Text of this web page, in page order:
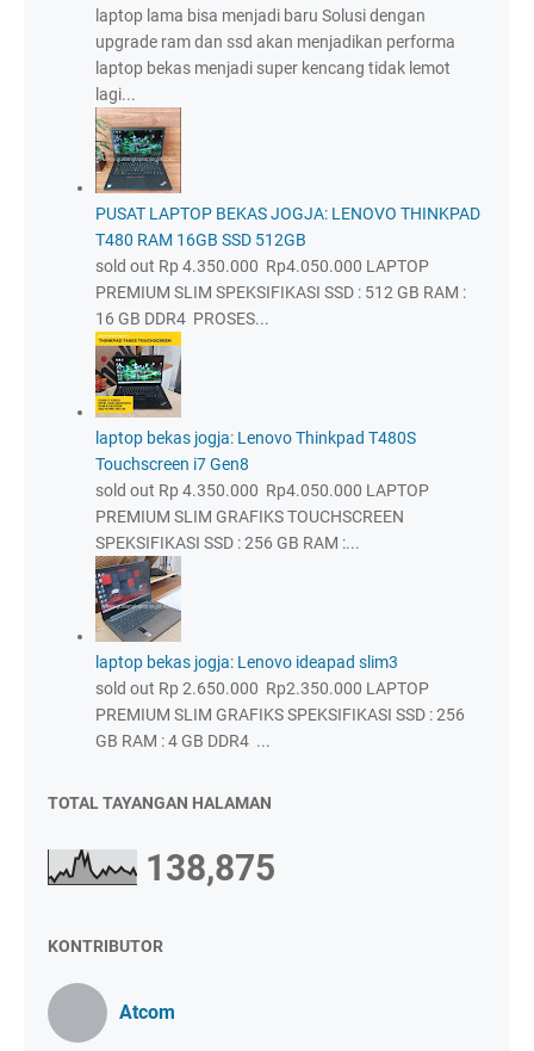
laptop lama bisa menjadi baru Solusi dengan
upgrade ram dan ssd akan menjadikan performa
laptop bekas menjadi super kencang tidak lemot
lagi...
PUSAT LAPTOP BEKAS JOGJA: LENOVO THINKPAD
T480 RAM 16GB SSD 512GB
sold out Rp 4.350.000 Rp4.050.000 LAPTOP
PREMIUM SLIM SPEKSIFIKASI SSD : 512 GB RAM :
16 GB DDR4 PROSES...
laptop bekas jogja: Lenovo Thinkpad T480S
Touchscreen i7 Gen8
sold out Rp 4.350.000 Rp4.050.000 LAPTOP
PREMIUM SLIM GRAFIKS TOUCHSCREEN
SPEKSIFIKASI SSD : 256 GB RAM :...
laptop bekas jogja: Lenovo ideapad slim3
sold out Rp 2.650.000 Rp2.350.000 LAPTOP
PREMIUM SLIM GRAFIKS SPEKSIFIKASI SSD : 256
GB RAM : 4 GB DDR4 ...
TOTAL TAYANGAN HALAMAN
138,875
KONTRIBUTOR
Atcom